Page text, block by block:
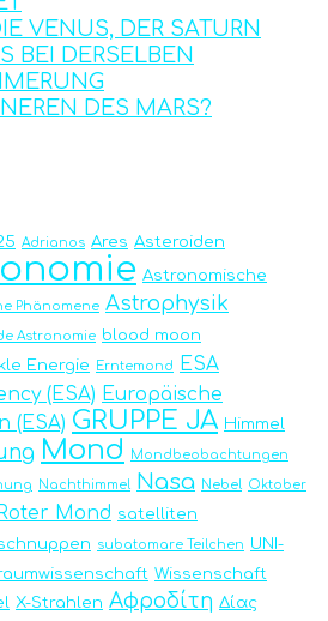
VENUS, DER SATURN
BEI DERSELBEN
DES MARS?
Adrianos Ares Asteroiden
Astronomische
Phänomene Astrophysik
Astronomie blood moon
Energie Erntemond
ESA
(ESA) Europäische
(ESA) GRUPPE JA Himmel
Mond Mondbeobachtungen
Nachthimmel Nasa Nebel Oktober
Roter Mond satelliten
subatomare Teilchen
UNI-
Wissenschaft
X-Strahlen Αφροδίτη Δίας